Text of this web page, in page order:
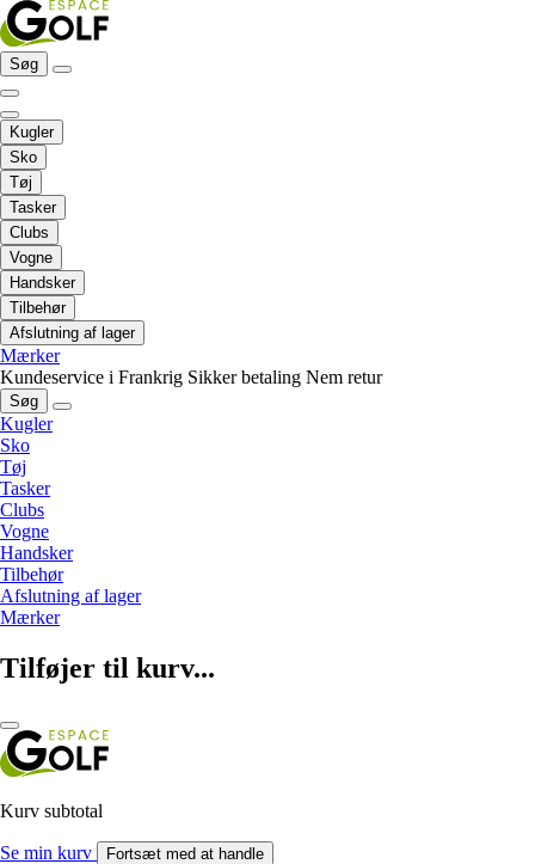
Søg
Kugler
Sko
Tøj
Tasker
Clubs
Vogne
Handsker
Tilbehør
Afslutning af lager
Mærker
Kundeservice i Frankrig Sikker betaling Nem retur
Søg
Kugler
Sko
Tøj
Tasker
Clubs
Vogne
Handsker
Tilbehør
Afslutning af lager
Mærker
Tilføjer til kurv...
Kurv subtotal
Se min kurv Fortsæt med at handle